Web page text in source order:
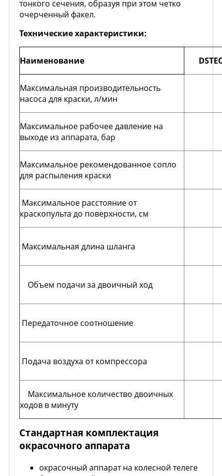
тонкого сечения, образуя при этом четко
очерченный факел.
Технические характеристики:
Наименование
Максимальная производительность
насоса для краски, л/мин
Максимальное рабочее давление на
выходе из аппарата, бар
Максимальное рекомендованное сопло
для распыления краски
Максимальное расстояние от
краскопульта до поверхности, см
Максимальная длина шланга
Объем подачи за двоичный ход
Передаточное соотношение
Подача воздуха от компрессора
Максимальное количество двоичных
ходов в минуту
Стандартная комплектация
окрасочного аппарата
окрасочный аппарат на колесной телеге